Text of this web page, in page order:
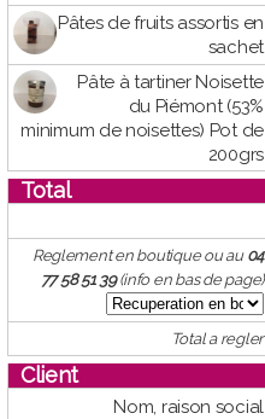
Pâtes de fruits assortis en
sachet
Pâte à tartiner Noisette
du Piémont (53%
minimum de noisettes) Pot de
200grs
Total
Reglement en boutique ou au 04
77 58 51 39(info en bas de page)
Total a regler
Client
Nom, raison social